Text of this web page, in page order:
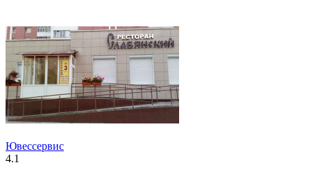
Ювессервис
4.1